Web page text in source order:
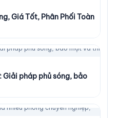
Giá Tốt, Phân Phối Toàn
pháp phủ sóng, bảo